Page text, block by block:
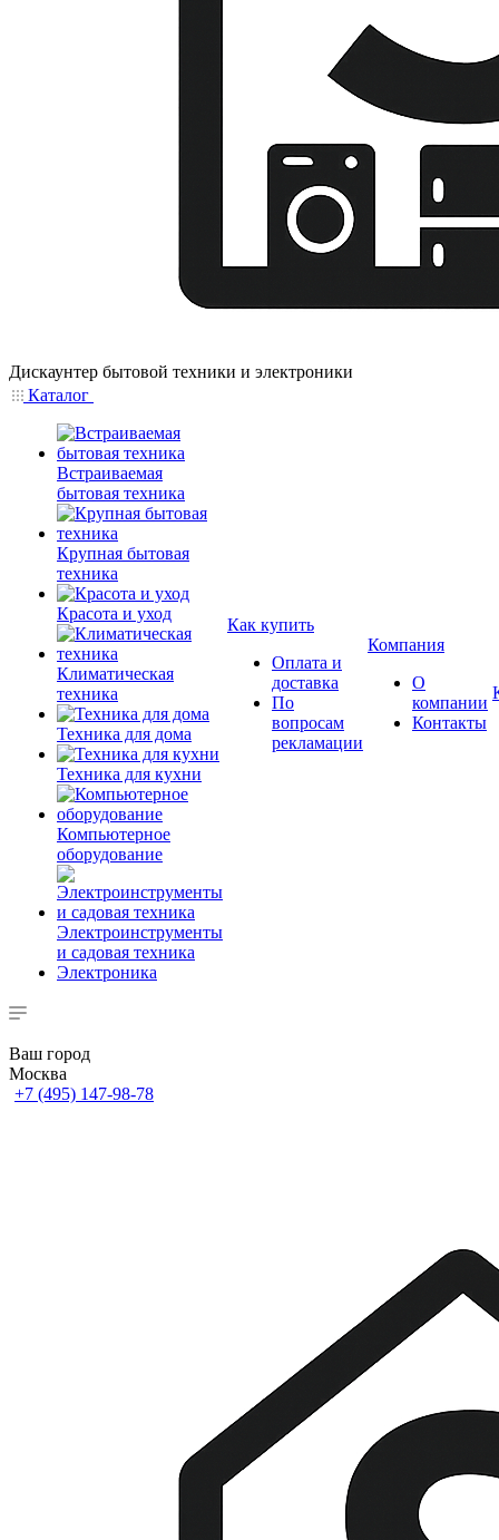
Дискаунтер бытовой техники и электроники
Каталог
Встраиваемая
бытовая техника
Крупная бытовая
техника
Красота и уход
Климатическая
техника
Техника для дома
Техника для кухни
Компьютерное
оборудование
Электроинструменты
и садовая техника
Электроника
Как купить
Оплата и
доставка
По
вопросам
рекламации
Компания
О
компании
Контакты
Ваш город
Москва
+7 (495) 147-98-78